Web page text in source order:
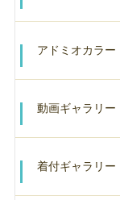
アドミオカラー
動画ギャラリー
着付ギャラリー